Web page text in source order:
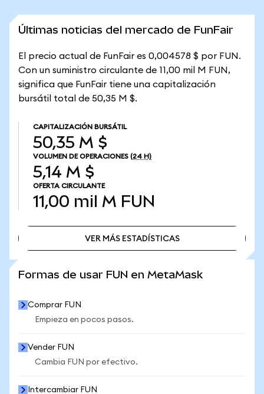
Últimas noticias del mercado de FunFair
El precio actual de FunFair es 0,004578 $ por FUN.
Con un suministro circulante de 11,00 mil M FUN,
significa que FunFair tiene una capitalización
bursátil total de 50,35 M $.
CAPITALIZACIÓN BURSÁTIL
50,35 M $
VOLUMEN DE OPERACIONES (24 H)
5,14 M $
OFERTA CIRCULANTE
11,00 mil M FUN
VER MÁS ESTADÍSTICAS
Formas de usar FUN en MetaMask
Comprar FUN
Empieza en pocos pasos.
Vender FUN
Cambia FUN por efectivo.
Intercambiar FUN